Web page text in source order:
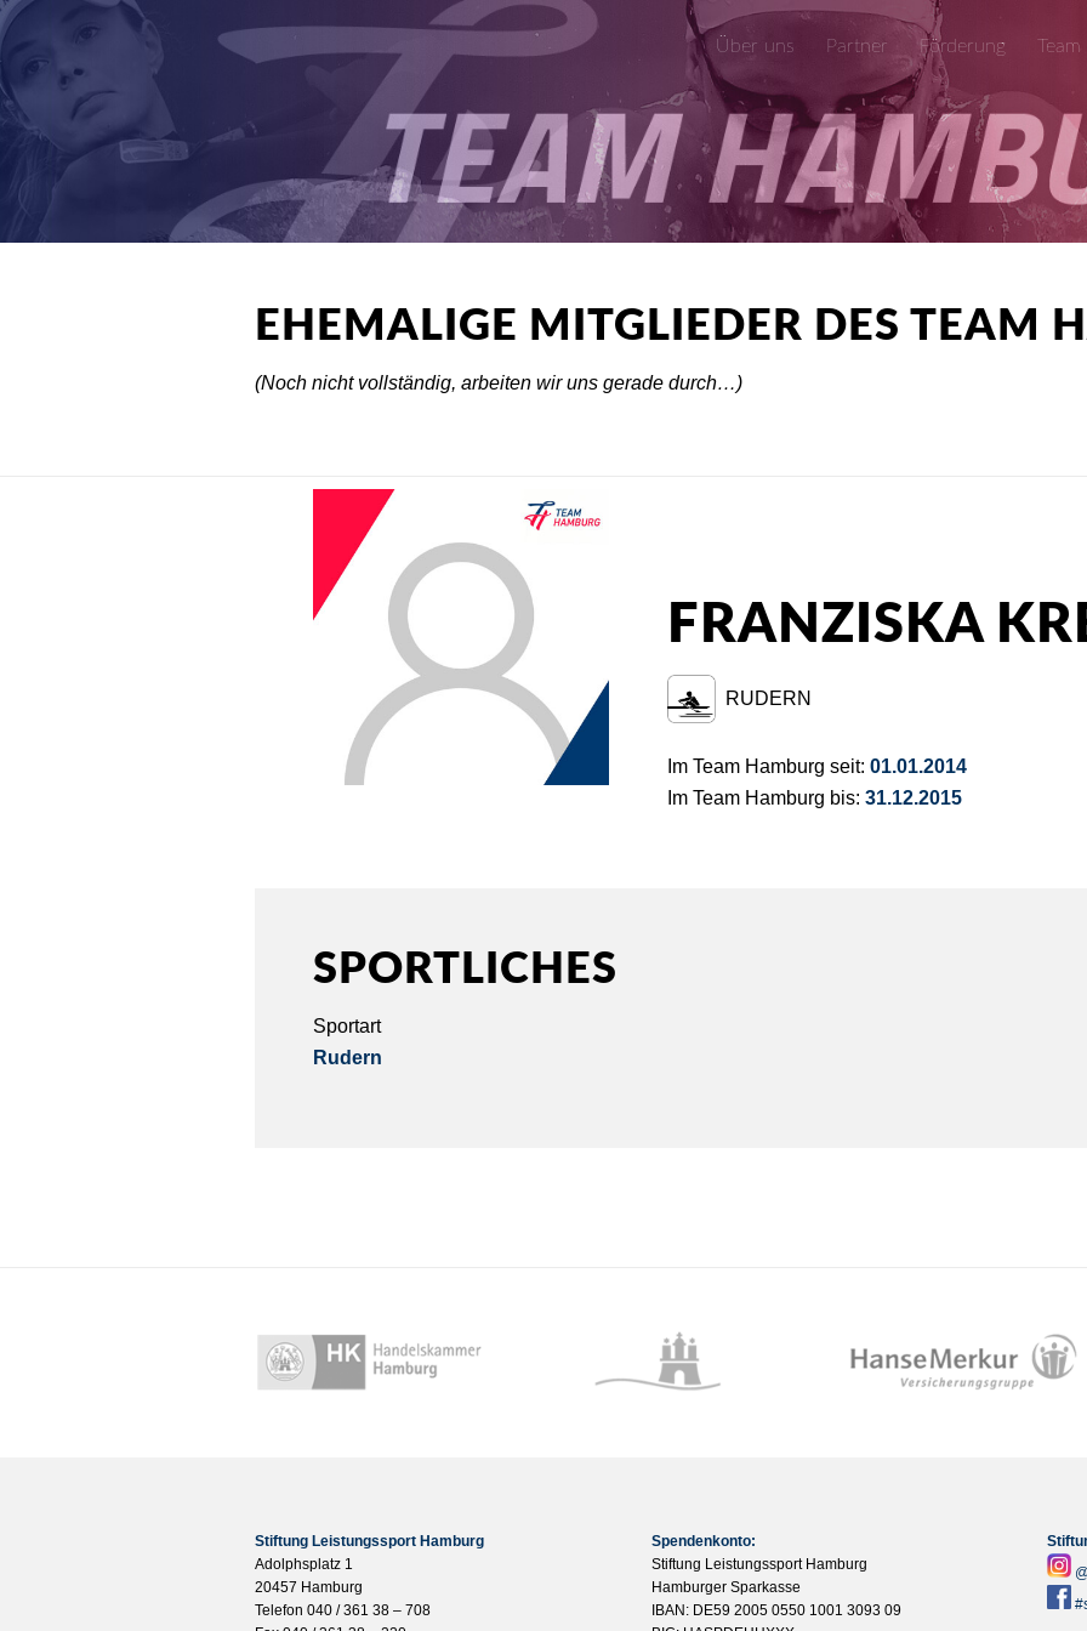
Über uns Partner Förderung
EHEMALIGE MITGLIEDER DES TEAM
(Noch nicht vollständig, arbeiten wir uns gerade durch…)
FRANZISKA
RUDERN
Im Team Hamburg seit: 01.01.2014
Im Team Hamburg bis: 31.12.2015
SPORTLICHES
Sportart
Rudern
Stiftung Leistungssport Hamburg
Adolphsplatz 1
20457 Hamburg
Telefon 040 / 361 38 – 708
Spendenkonto:
Stiftung Leistungssport Hamburg
Hamburger Sparkasse
IBAN: DE59 2005 0550 1001 3093 09